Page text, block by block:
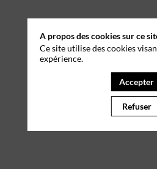
A propos des cookies sur ce
Ce site utilise des cookies
expérience.
Accepter
Refuser